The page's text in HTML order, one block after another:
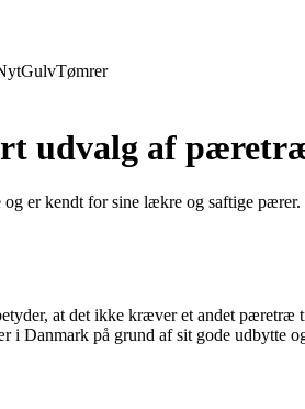
GulvTømrer
udvalg af
er kendt for sine lækre og saftige
at det ikke kræver et andet
Danmark på grund af sit gode udbytte